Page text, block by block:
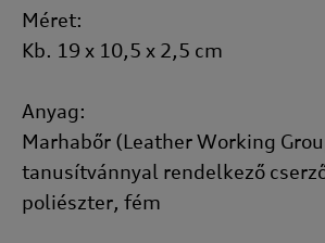
Méret:
Kb. 19 x 10,5 x 2,5 cm
Anyag:
Marhabőr (Leather Working
tanusítvánnyal rendelkező
poliészter, fém